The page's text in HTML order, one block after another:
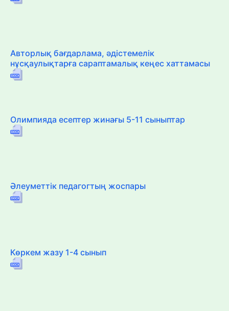
Авторлық бағдарлама, әдістемелік
нұсқаулықтарға сараптамалық кеңес хаттамасы
Олимпияда есептер жинағы 5-11 сыныптар
Әлеуметтік педагогтың жоспары
Көркем жазу 1-4 сынып